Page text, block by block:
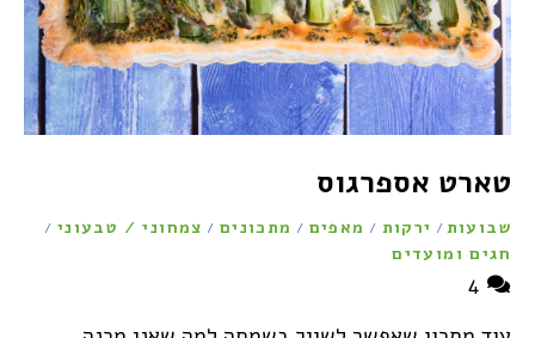
טארט אספרגוס
שבועות / ירקות / מאפים / מתכונים / צמחוני / טבעוני /
חגים ומועדים